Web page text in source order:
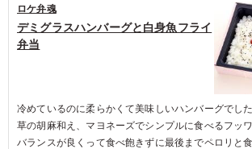
デミグラスハンバーグと白身魚フライ
弁当
ロケ弁魂
冷めているのに柔らかくて美味しいハンバーグでし
草の胡麻和え、マヨネーズでシンプルに食べるフッ
バランスが良くって食べ飽きずに最後までペロリと